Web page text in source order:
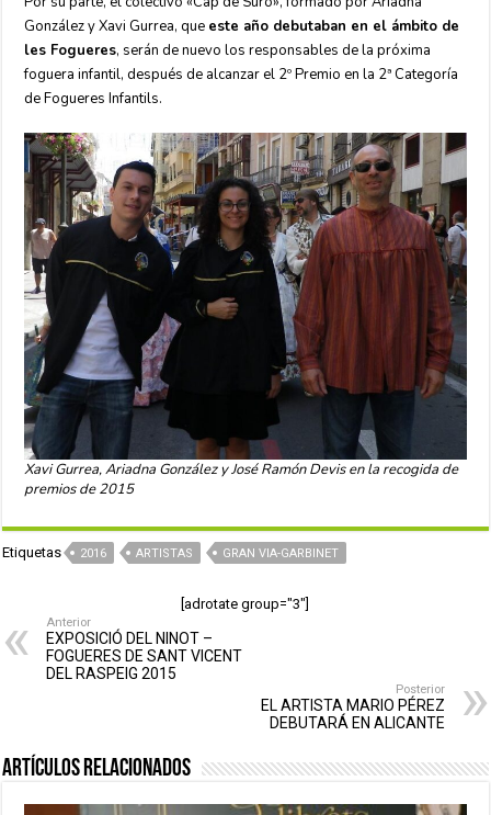
González y Xavi Gurrea, que este año debutaban en el ámbito de
les Fogueres, serán de nuevo los responsables de la próxima
foguera infantil, después de alcanzar el 2º Premio en la 2ª Categoría
de Fogueres Infantils.
Xavi Gurrea, Ariadna González y José Ramón Devis en la recogida de
premios de 2015
Etiquetas 2016 ARTISTAS GRAN VIA-GARBINET
[adrotate group="3"]
Anterior
EXPOSICIÓ DEL NINOT –
FOGUERES DE SANT VICENT
DEL RASPEIG 2015
Posterior
EL ARTISTA MARIO PÉREZ
DEBUTARÁ EN ALICANTE
Artículos relacionados